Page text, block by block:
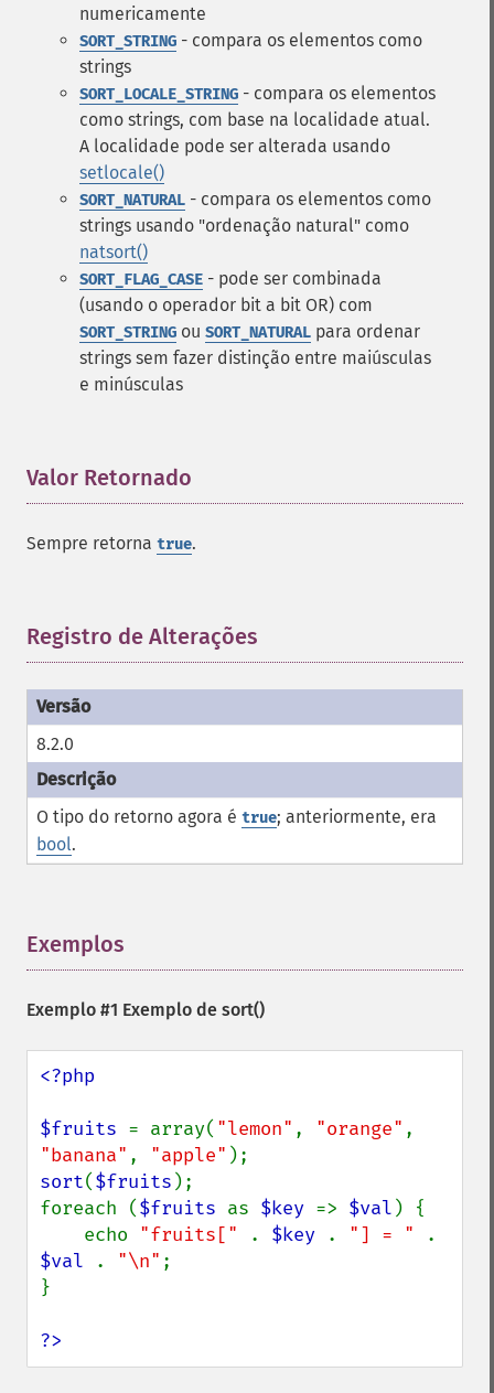
numericamente
SORT_STRING - compara os elementos como
strings
SORT_LOCALE_STRING - compara os elementos
como strings, com base na localidade atual.
A localidade pode ser alterada usando
setlocale()
SORT_NATURAL - compara os elementos como
strings usando "ordenação natural" como
natsort()
SORT_FLAG_CASE - pode ser combinada
(usando o operador bit a bit OR) com
SORT_STRING ou SORT_NATURAL para ordenar
strings sem fazer distinção entre maiúsculas
e minúsculas
Valor Retornado
Sempre retorna true.
Registro de Alterações
8.2.0
O tipo do retorno agora é true; anteriormente, era
bool.
Exemplos
Exemplo #1 Exemplo de sort()
<?php
$fruits = array( "lemon" , "orange"
"banana" , "apple"
sort($fruits );
foreach ($fruits as $key => $val ) {
    echo
"fruits[" . $key . "] = "
$val
. "\n" ;
}
?>